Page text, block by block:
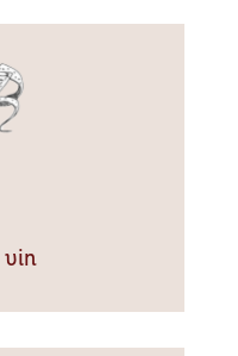
vin